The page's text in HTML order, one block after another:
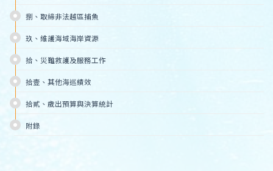
捌、取締非法越區捕魚
玖、維護海域海岸資源
拾、災難救護及服務工作
拾壹、其他海巡績效
拾貳、歲出預算與決算統計
附錄